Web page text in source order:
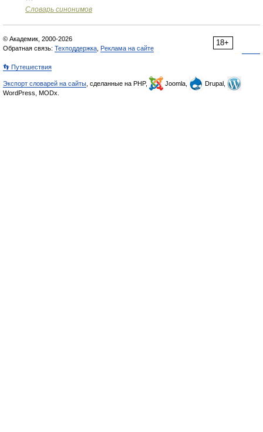
Словарь синонимов
18+
© Академик, 2000-2026
Обратная связь: Техподдержка Реклама на сайте
👣 Путешествия
Экспорт словарей на сайты , сделанные на PHP, Joomla,
Drupal,
WordPress, MODx.